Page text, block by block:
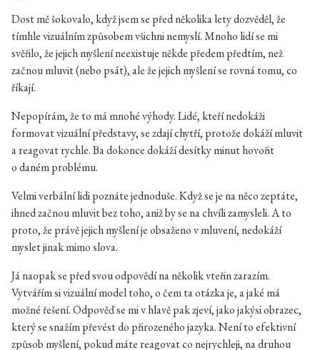
Dost mě šokovalo, když jsem se před několika lety dozvěděl, že
tímhle vizuálním způsobem všichni nemyslí. Mnoho lidí se mi
svěřilo, že jejich myšlení neexistuje někde předem předtím, než
začnou mluvit (nebo psát), ale že jejich myšlení se rovná tomu, co
říkají.
Nepopírám, že to má mnohé výhody. Lidé, kteří nedokáži
formovat vizuální představy, se zdají chytří, protože dokáží mluvit
a reagovat rychle. Ba dokonce dokáží desítky minut hovořit
o daném problému.
Velmi verbální lidi poznáte jednoduše. Když se je na něco zeptáte,
ihned začnou mluvit bez toho, aniž by se na chvíli zamysleli. A to
proto, že právě jejich myšlení je obsaženo v mluvení, nedokáží
myslet jinak mimo slova.
Já naopak se před svou odpovědí na několik vteřin zarazím.
Vytvářím si vizuální model toho, o čem ta otázka je, a jaké má
možné řešení. Odpověď se mi v hlavě pak zjeví, jako jakýsi obrazec,
který se snažím převést do přirozeného jazyka. Není to efektivní
způsob myšlení, pokud máte reagovat co nejrychleji, na druhou